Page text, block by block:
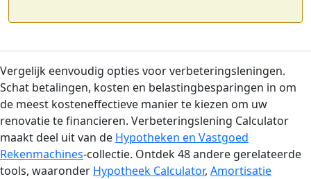
Vergelijk eenvoudig opties voor verbeteringsleningen.
Schat betalingen, kosten en belastingbesparingen in om
de meest kosteneffectieve manier te kiezen om uw
renovatie te financieren. Verbeteringslening Calculator
maakt deel uit van de Hypotheken en Vastgoed
Rekenmachines-collectie. Ontdek 48 andere gerelateerde
tools, waaronder Hypotheek Calculator, Amortisatie